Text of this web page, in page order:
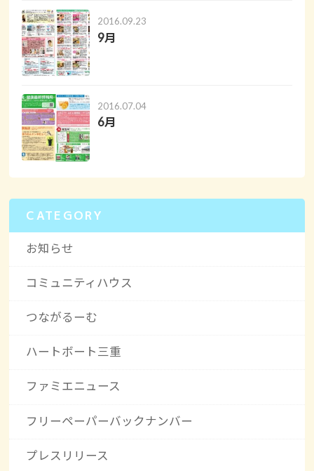
2016.09.23
9月
2016.07.04
6月
CATEGORY
お知らせ
コミュニティハウス
つながるーむ
ハートボート三重
ファミエニュース
フリーペーパーバックナンバー
プレスリリース